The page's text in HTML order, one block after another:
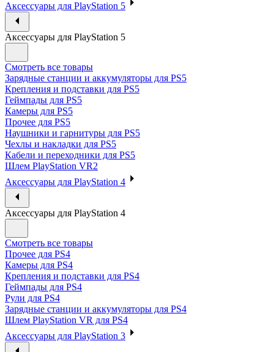
Аксессуары для PlayStation 5
Аксессуары для PlayStation 5
Смотреть все товары
Зарядные станции и аккумуляторы для PS5
Крепления и подставки для PS5
Геймпады для PS5
Камеры для PS5
Прочее для PS5
Наушники и гарнитуры для PS5
Чехлы и накладки для PS5
Кабели и переходники для PS5
Шлем PlayStation VR2
Аксессуары для PlayStation 4
Аксессуары для PlayStation 4
Смотреть все товары
Прочее для PS4
Камеры для PS4
Крепления и подставки для PS4
Геймпады для PS4
Рули для PS4
Зарядные станции и аккумуляторы для PS4
Шлем PlayStation VR для PS4
Аксессуары для PlayStation 3